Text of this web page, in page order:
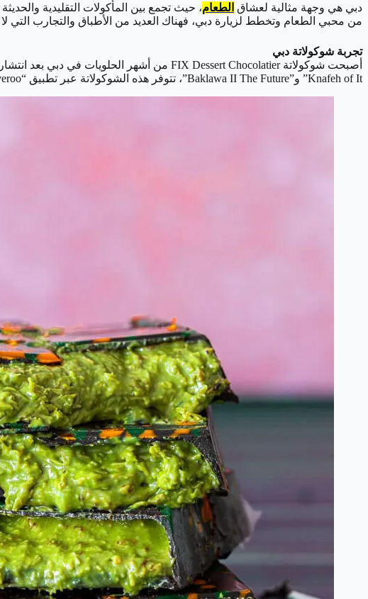
دبي هي وجهة مثالية لعشاق الطعام، حيث تجمع بين المأكولات التقليدية
من محبي الطعام وتخطط لزيارة دبي، فهناك العديد من الأطباق والتجارب التي
تجربة شوكولاتة دبي
Knafeh of It” و”Baklawa II The Future”، تتوفر هذه الشوكولاتة عبر تطبيق “Deliveroo” في أوقات محددة، وتباع بسعر 68.25 درهم.